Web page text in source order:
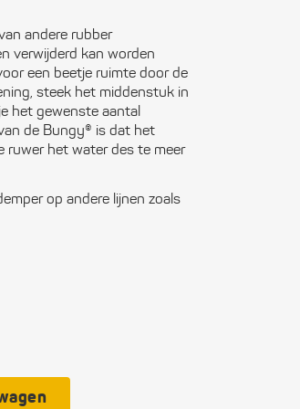
andere rubber
verwijderd kan worden
een beetje ruimte door de
steek het middenstuk in
het gewenste aantal
de Bungy® is dat het
ruwer het water des te meer
op andere lijnen zoals